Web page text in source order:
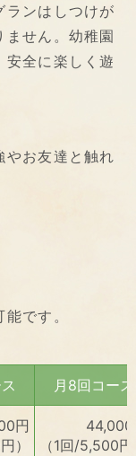
ランはしつけが
ません。幼稚園
安全に楽しく遊
やお友達と触れ
です。
月8回コース
円
）
44,000
（1回/5,500